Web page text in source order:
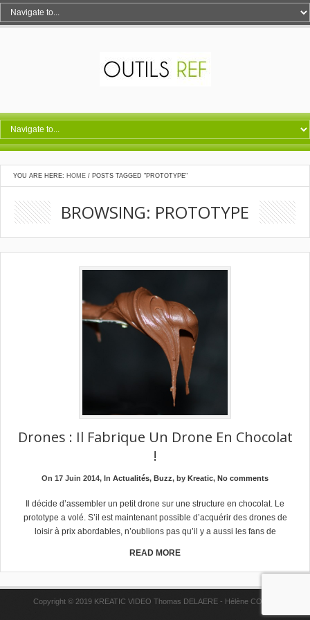
YOU ARE HERE: HOME / POSTS TAGGED "PROTOTYPE"
BROWSING: PROTOTYPE
Drones : Il Fabrique Un Drone En Chocolat
!
On 17 Juin 2014, In Actualités, Buzz, by Kreatic, No comments
Il décide d’assembler un petit drone sur une structure en chocolat. Le
prototype a volé. S’il est maintenant possible d’acquérir des drones de
loisir à prix abordables, n’oublions pas qu’il y a aussi les fans de
READ MORE
Copyright © 2019 KREATIC VIDEO Thomas DELAERE - Hélène COPPE